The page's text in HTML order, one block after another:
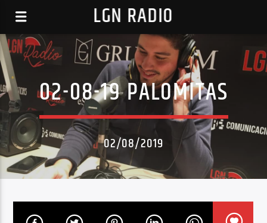
LGN RADIO
02-08-19 PALOMITAS
02/08/2019